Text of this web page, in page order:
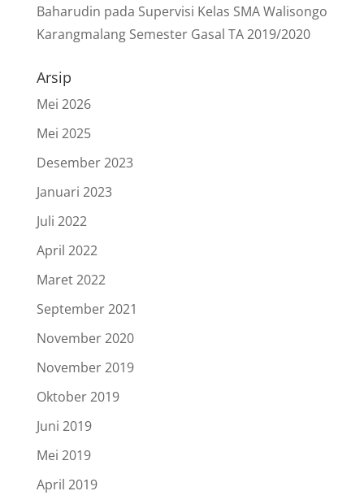
Baharudin pada Supervisi Kelas SMA Walisongo
Karangmalang Semester Gasal TA 2019/2020
Arsip
Mei 2026
Mei 2025
Desember 2023
Januari 2023
Juli 2022
April 2022
Maret 2022
September 2021
November 2020
November 2019
Oktober 2019
Juni 2019
Mei 2019
April 2019